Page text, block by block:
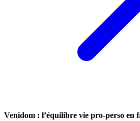
Venidom : l’équilibre vie pro-perso en